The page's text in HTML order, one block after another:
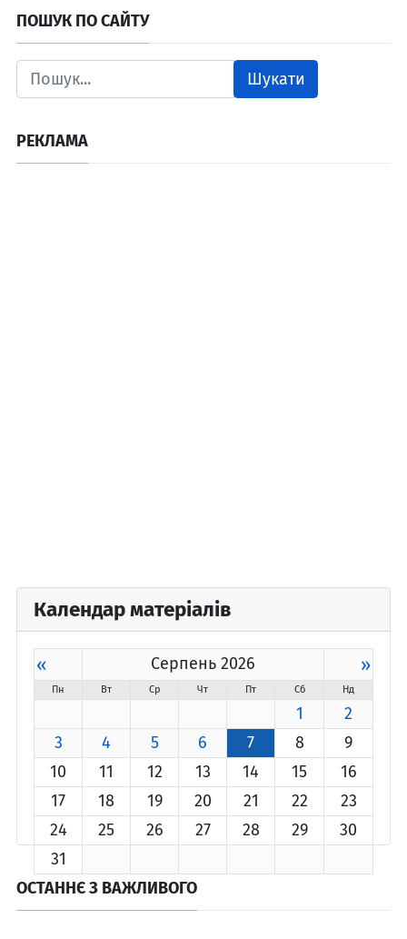
ПОШУК ПО САЙТУ
Шукати
РЕКЛАМА
Календар матеріалів
« Серпень 2026 »
Пн Вт Ср Чт Пт Сб Нд
1
2
3
4 5 6 7 8
9
10
11 12 13 14 15
16
17
18 19 20 21 22
23
24
25 26 27 28 29
30
31
ОСТАННЄ З ВАЖЛИВОГО